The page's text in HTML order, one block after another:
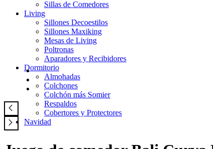
Sillas de Comedores
Living
Sillones Decoestilos
Sillones Maxiking
Mesas de Living
Poltronas
Aparadores y Recibidores
Dormitorio
Almohadas
Colchones
Colchón más Somier
Respaldos
Cobertores y Protectores
Navidad